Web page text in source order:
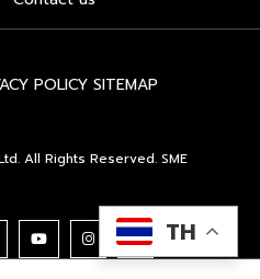
ะสถาบันการศึกษา ที่มาร่วมบ่ม
ประกอบธุรกิจแฟรนไชส์อย่างเข้ม
POLICY SITEMAP
All Rights Reserved. SME
TH